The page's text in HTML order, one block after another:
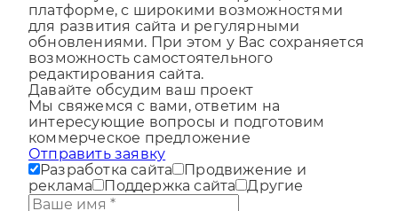
Сайт запускается на полнофункциональной
платформе, с широкими возможностями
для развития сайта и регулярными
обновлениями. При этом у Вас сохраняется
возможность самостоятельного
редактирования сайта.
Давайте обсудим ваш проект
Мы свяжемся с вами, ответим на
интересующие вопросы и подготовим
коммерческое предложение
Отправить заявку
Разработка сайта
Продвижение и
реклама
Поддержка сайта